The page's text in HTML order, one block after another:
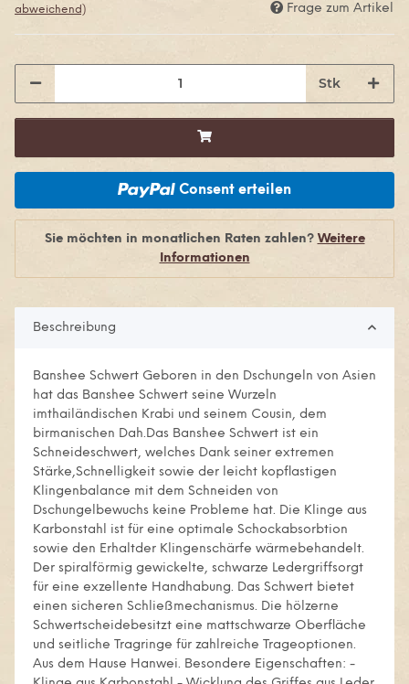
abweichend)
Frage zum Artikel
Stk
Consent erteilen
Sie möchten in monatlichen Raten zahlen? Weitere
Informationen
Beschreibung
Banshee Schwert Geboren in den Dschungeln von Asien
hat das Banshee Schwert seine Wurzeln
imthailändischen Krabi und seinem Cousin, dem
birmanischen Dah.Das Banshee Schwert ist ein
Schneideschwert, welches Dank seiner extremen
Stärke,Schnelligkeit sowie der leicht kopflastigen
Klingenbalance mit dem Schneiden von
Dschungelbewuchs keine Probleme hat. Die Klinge aus
Karbonstahl ist für eine optimale Schockabsorbtion
sowie den Erhaltder Klingenschärfe wärmebehandelt.
Der spiralförmig gewickelte, schwarze Ledergriffsorgt
für eine exzellente Handhabung. Das Schwert bietet
einen sicheren Schließmechanismus. Die hölzerne
Schwertscheidebesitzt eine mattschwarze Oberfläche
und seitliche Tragringe für zahlreiche Trageoptionen.
Aus dem Hause Hanwei. Besondere Eigenschaften: -